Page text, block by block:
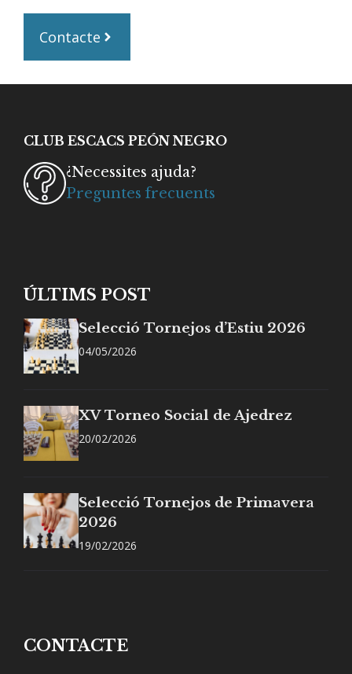
Contacte
CLUB ESCACS PEÓN NEGRO
¿Necessites ajuda?
Preguntes frecuents
ÚLTIMS POST
Selecció Tornejos d’Estiu 2026
04/05/2026
XV Torneo Social de Ajedrez
20/02/2026
Selecció Tornejos de Primavera
2026
19/02/2026
CONTACTE